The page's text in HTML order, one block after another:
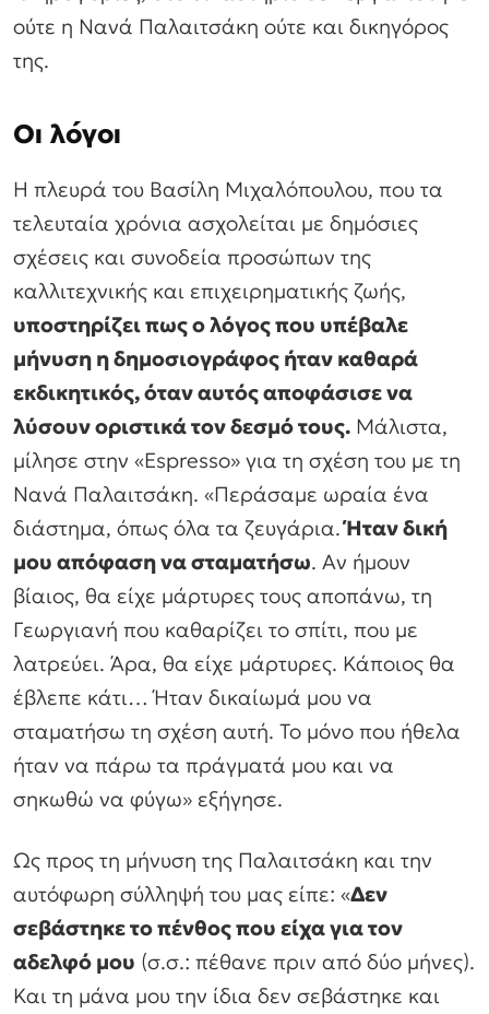
ούτε η Νανά Παλαιτσάκη ούτε και δικηγόρος
της.
Οι λόγοι
Η πλευρά του Βασίλη Μιχαλόπουλου, που τα
τελευταία χρόνια ασχολείται με δημόσιες
σχέσεις και συνοδεία προσώπων της
καλλιτεχνικής και επιχειρηματικής ζωής,
υποστηρίζει πως ο λόγος που υπέβαλε
μήνυση η δημοσιογράφος ήταν καθαρά
εκδικητικός, όταν αυτός αποφάσισε να
λύσουν οριστικά τον δεσμό τους. Μάλιστα,
μίλησε στην «Espresso» για τη σχέση του με τη
Νανά Παλαιτσάκη. «Περάσαμε ωραία ένα
διάστημα, όπως όλα τα ζευγάρια.Ήταν δική
μου απόφαση να σταματήσω. Αν ήμουν
βίαιος, θα είχε μάρτυρες τους αποπάνω, τη
Γεωργιανή που καθαρίζει το σπίτι, που με
λατρεύει. Άρα, θα είχε μάρτυρες. Κάποιος θα
έβλεπε κάτι… Ήταν δικαίωμά μου να
σταματήσω τη σχέση αυτή. Το μόνο που ήθελα
ήταν να πάρω τα πράγματά μου και να
σηκωθώ να φύγω» εξήγησε.
Ως προς τη μήνυση της Παλαιτσάκη και την
αυτόφωρη σύλληψή του μας είπε: «Δεν
σεβάστηκε το πένθος που είχα για τον
αδελφό μου (σ.σ.: πέθανε πριν από δύο μήνες).
Και τη μάνα μου την ίδια δεν σεβάστηκε και